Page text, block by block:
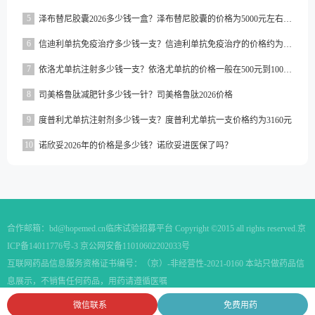
5 泽布替尼胶囊2026多少钱一盒？泽布替尼胶囊的价格为5000元左右一盒
6 信迪利单抗免疫治疗多少钱一支？信迪利单抗免疫治疗的价格约为2843元一支
7 依洛尤单抗注射多少钱一支？依洛尤单抗的价格一般在500元到1000元之间一支
8 司美格鲁肽减肥针多少钱一针？司美格鲁肽2026价格
9 度普利尤单抗注射剂多少钱一支？度普利尤单抗一支价格约为3160元
10 诺欣妥2026年的价格是多少钱？诺欣妥进医保了吗？
合作邮箱： bd@hopemed.cn临床试验招募平台 Copyright ©2015 all rights reserved.京
ICP备14011776号-3 京公网安备11010602202033号
互联网药品信息服务资格证书编号：（京）-非经营性-2021-0160 本站只做药品信
息展示，不销售任何药品，用药请遵循医嘱
微信联系 免费用药